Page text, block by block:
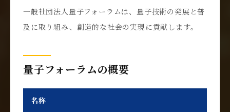
一般社団法人量子フォーラムは、量子技術の発展と普
及に取り組み、創造的な社会の実現に貢献します。
量子フォーラムの概要
名称